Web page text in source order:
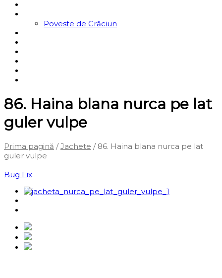
Poveste de Crăciun
86. Haina blana nurca pe lat
guler vulpe
Prima pagină /Jachete / 86. Haina blana nurca pe lat
guler vulpe
Bug Fix